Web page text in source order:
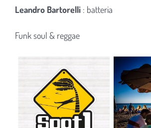
Leandro Bartorelli : batteria
Funk soul & reggae